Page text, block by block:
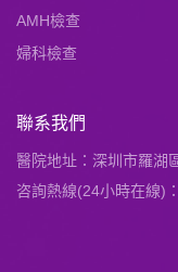
AMH檢查
婦科檢查
聯系我們
醫院地址：深圳市羅湖
咨詢熱線(24小時在線)